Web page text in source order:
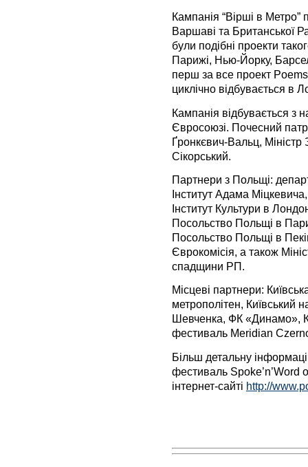
Кампанія “Вірші в Метро”
Варшаві та Британської
були подібні проекти
Парижі, Нью-Йорку,
перш за все проект
циклічно відбувається в
Кампанія відбувається з
Євросоюзі. Почесний
Ґронкєвич-Вальц,
Сікорський.
Партнери з Польщі:
Інститут Адама
Інститут Культури в
Посольство Польщі в
Посольство Польщі в
Єврокомісія, а також
спадщини РП.
Місцеві партнери:
метрополітен, Київський
Шевченка, ФК «Динамо»,
фестиваль Meridian
Більш детальну
фестиваль Spoke’n’Word
інтернет-сайті http://